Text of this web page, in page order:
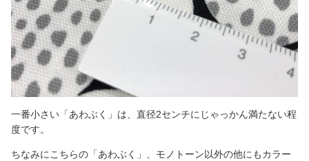
一番小さい「あわぶく」は、直径2センチにじゃっかん満たない程
度です。
ちなみにこちらの「あわぶく」、モノトーン以外の他にもカラー